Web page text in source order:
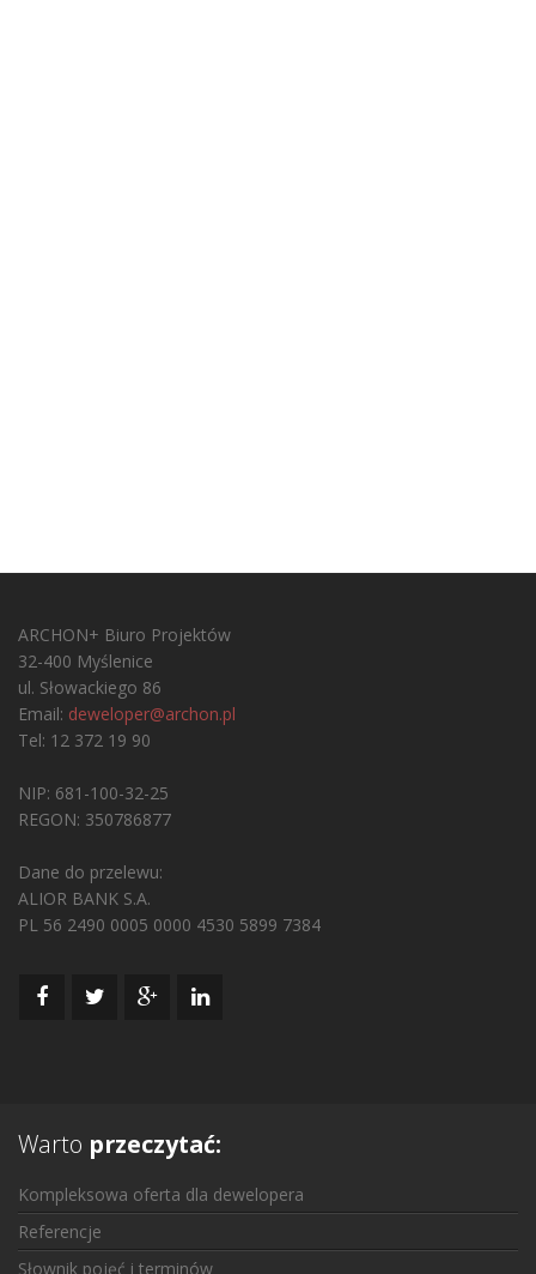
ARCHON+ Biuro Projektów
32-400 Myślenice
ul. Słowackiego 86
Email: deweloper@archon.pl
Tel: 12 372 19 90
NIP: 681-100-32-25
REGON: 350786877
Dane do przelewu:
ALIOR BANK S.A.
PL 56 2490 0005 0000 4530 5899 7384
Warto przeczytać:
Kompleksowa oferta dla dewelopera
Referencje
Słownik pojęć i terminów